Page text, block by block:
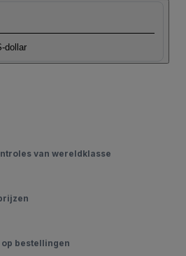
dollar
van wereldklasse
bestellingen